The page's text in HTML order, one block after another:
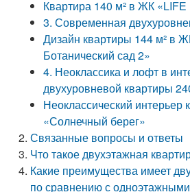
Квартира 140 м² в ЖК «LIFE
3. Современная
Дизайн квартиры 144 м² в
Ботанический сад 2»
4. Неоклассика и лофт в
двухуровневой квартиры
Неоклассический
«Солнечный берег»
Связанные вопросы и ответы
Что такое двухэтажная
Какие преимущества имеет
по сравнению с одноэтажными